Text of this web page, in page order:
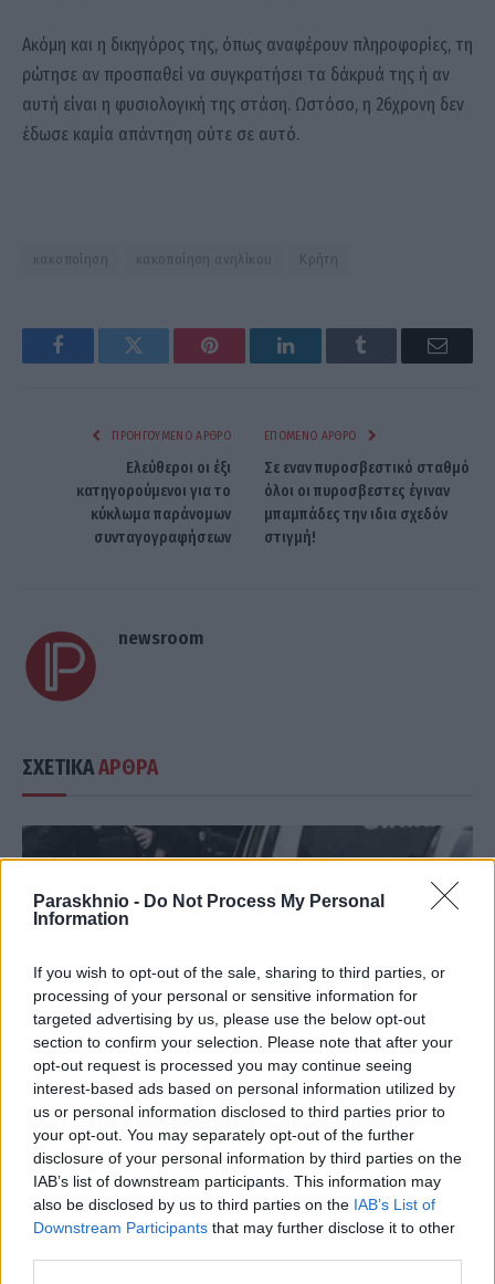
Paraskhnio - Do Not Process My Personal
Information
If you wish to opt-out of the sale, sharing to third parties, or
processing of your personal or sensitive information for
targeted advertising by us, please use the below opt-out
section to confirm your selection. Please note that after your
opt-out request is processed you may continue seeing
interest-based ads based on personal information utilized by
us or personal information disclosed to third parties prior to
your opt-out. You may separately opt-out of the further
disclosure of your personal information by third parties on the
IAB’s list of downstream participants. This information may
also be disclosed by us to third parties on the IAB’s List of
Downstream Participants that may further disclose it to other
Ακόμη και η δικηγόρος της, όπως αναφέρουν πληροφορίες, τη
ρώτησε αν προσπαθεί να συγκρατήσει τα δάκρυά της ή αν
αυτή είναι η φυσιολογική της στάση. Ωστόσο, η 26χρονη δεν
έδωσε καμία απάντηση ούτε σε αυτό.
κακοποίηση κακοποίηση ανηλίκου Κρήτη
FacebookTwitter Pinterest LinkedInTumblr Email
ΠΡΟΗΓΟΎΜΕΝΟ ΆΡΘΡΟ
Ελεύθεροι οι έξι
κατηγορούμενοι για το
κύκλωμα παράνομων
συνταγογραφήσεων
ΕΠΌΜΕΝΟ ΆΡΘΡΟ
Σε εναν πυροσβεστικό σταθμό
όλοι οι πυροσβεστες έγιναν
μπαμπάδες την ιδια σχεδόν
στιγμή!
newsroom
ΣΧΕΤΙΚΑΑΡΘΡΑ
ΑΣΤΥΝΟΜΙΚΆ
Νέα σύλληψη μέλους της συμμορίας του «Έντικ» στο
Παλαιό Φάληρο – Ο εκβιασμός για τα λαθραία τσιγάρα